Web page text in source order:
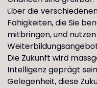
über die
Fähigkeiten, die Sie
mitbringen, und
Die Zukunft wird
Intelligenz geprägt
Gelegenheit, diese